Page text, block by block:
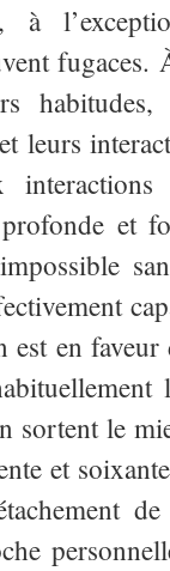
fugaces.
habitudes,
leurs
et
est en
sortent le
et